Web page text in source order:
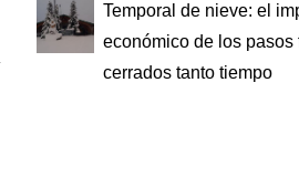
Temporal de nieve: el
económico de los pasos
cerrados tanto tiempo